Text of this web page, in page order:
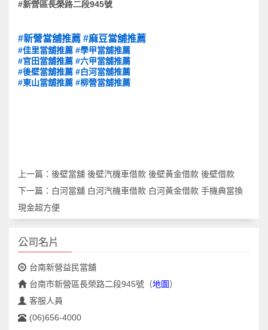
#新營區長榮路二段945號
#新營當舖推薦 #麻豆當舖推薦
#佳里當舖推薦 #學甲當舖推薦
#官田當舖推薦 #六甲當舖推薦
#後壁當舖推薦 #白河當舖推薦
#東山當舖推薦 #柳營當舖推薦
上一篇： 後壁當舖 後壁汽機車借款 後壁黃金借款 後壁借款
下一篇： 白河當舖 白河汽機車借款 白河黃金借款 手機典當換
現金超方便
公司名片
台南新營益民當舖
台南市新營區長榮路二段945號 （地圖）
客服人員
(06)656-4000